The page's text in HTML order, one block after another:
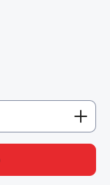
Wert ein